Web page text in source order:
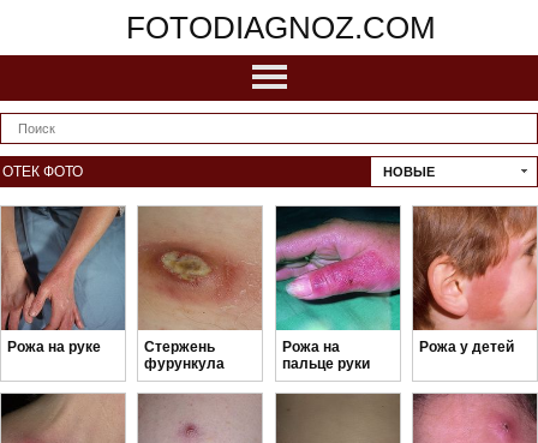
FOTODIAGNOZ.COM
ОТЕК ФОТО НОВЫЕ
Рожа на руке
Стержень
фурункула
Рожа на
пальце руки
Рожа у детей